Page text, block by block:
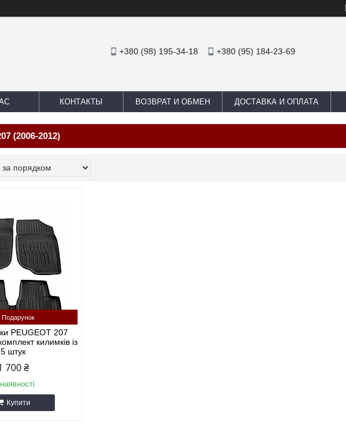
+380 (98) 195-34-18 +380 (95) 184-23-69
КОНТАКТЫ ВОЗВРАТ И ОБМЕН ДОСТАВКА И ОПЛАТА
(2006-2012)
Подарунок
PEUGEOT 207
килимків із
5 штук
700 ₴
Купити